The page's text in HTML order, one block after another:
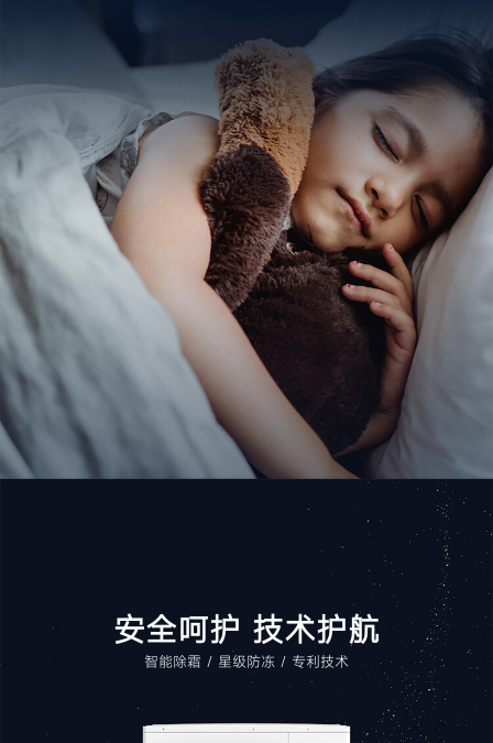
安全呵护 技术护航
智能除霜 / 星级防冻 / 专利技术